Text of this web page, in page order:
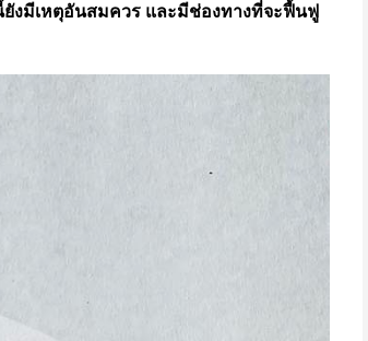
งมีเหตุอันสมควร และมีช่องทางที่จะฟื้นฟู